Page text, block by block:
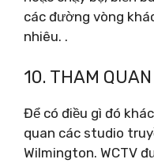
các đường vòng
nhiêu. .
10. THAM
Để có điều gì đó
quan các studio
Wilmington. WCTV